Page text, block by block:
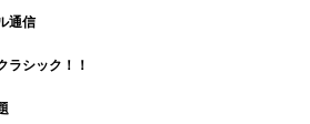
通信
シック！！